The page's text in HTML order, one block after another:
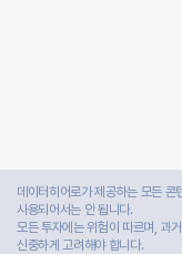
데이터히어로가 제공하는 모든
사용되어서는 안 됩니다.
모든 투자에는 위험이 따르며, 과
신중하게 고려해야 합니다.